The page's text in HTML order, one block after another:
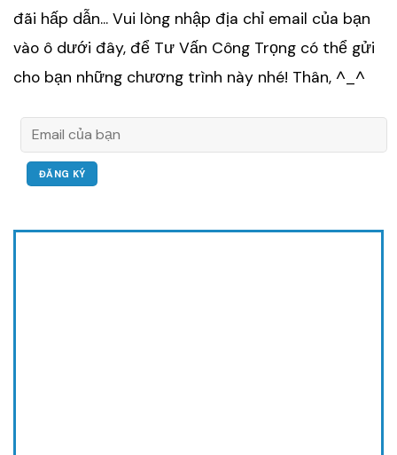
đãi hấp dẫn... Vui lòng nhập địa chỉ email của bạn
vào ô dưới đây, để Tư Vấn Công Trọng có thể gửi
cho bạn những chương trình này nhé! Thân, ^_^